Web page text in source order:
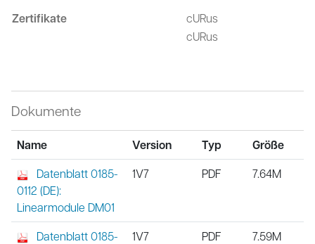
Zertifikate
cURus
cURus
Dokumente
Name Version Typ Größe
Datenblatt 0185-
0112 (DE):
Linearmodule DM01
1V7 PDF 7.64M
Datenblatt 0185-
1V7 PDF 7.59M